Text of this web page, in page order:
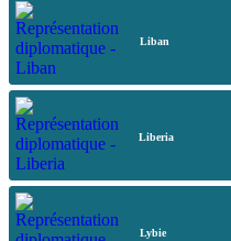
Liban
Liberia
Lybie